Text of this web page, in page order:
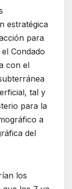
estratégica
para
Condado
con el
, tal y
para la
a
del
n los